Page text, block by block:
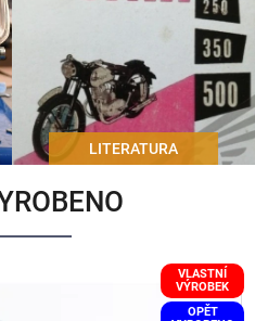
LITERATURA
VLASTNÍ
VÝROBEK
OPĚT